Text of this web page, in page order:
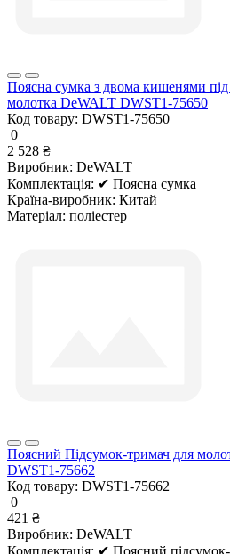
Поясна сумка з двома кишенями під
молотка DeWALT DWST1-75650
Код товару: DWST1-75650
0
2 528 ₴
Виробник: DeWALT
Комплектація: ✔ Поясна сумка
Країна-виробник: Китай
Матеріал: поліестер
Поясний Підсумок-тримач для
DWST1-75662
Код товару: DWST1-75662
0
421 ₴
Виробник: DeWALT
Комплектація: ✔ Поясний підсумок-